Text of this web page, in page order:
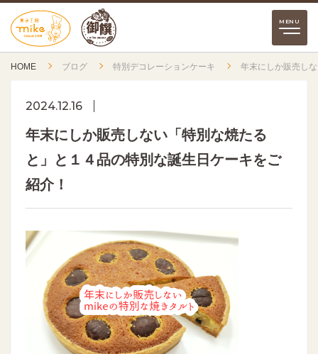
HOME ブログ 特別デコレーションケーキ 年末にしか販売し
2024.12.16
年末にしか販売しない「特別な焼たる
と」と１４品の特別な誕生日ケーキをご
紹介！